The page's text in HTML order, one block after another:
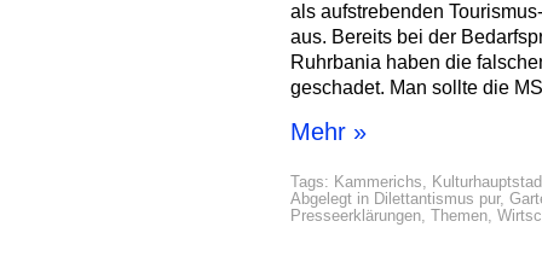
als aufstrebenden
aus. Bereits bei der
Ruhrbania haben die
geschadet. Man sollte die
Mehr »
Tags: Kammerichs,
Abgelegt in Dilettantismus pur,
Presseerklärungen, Themen,